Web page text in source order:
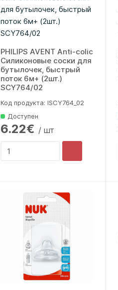
PHILIPS AVENT Anti-colic
Силиконовые соски для
бутылочек, быстрый
поток 6м+ (2шт.)
SCY764/02
Код продукта: lSCY764_02
Доступен
6.22€ / шт